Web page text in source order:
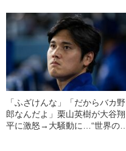
「ふざけんな」「だからバカ野
郎なんだよ」栗山英樹が大谷翔
平に激怒→大騒動に…“世界のオ